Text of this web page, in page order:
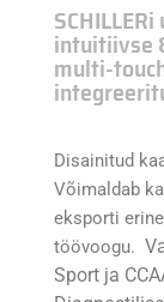
intuitiivse
multi-
Disainitud
Võimaldab
eksporti
töövoogu.
Sport ja